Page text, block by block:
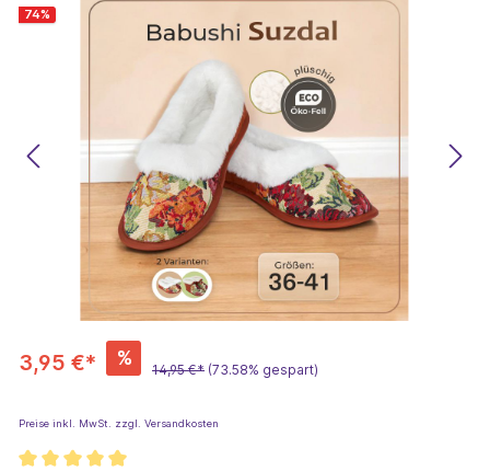
74%
3,95 €* %
14,95 €* (73.58% gespart)
Preise inkl. MwSt. zzgl. Versandkosten